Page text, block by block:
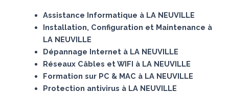
Assistance Informatique à LA NEUVILLE
Installation, Configuration et Maintenance à
LA NEUVILLE
Dépannage Internet à LA NEUVILLE
Réseaux Câbles et WIFI à LA NEUVILLE
Formation sur PC & MAC à LA NEUVILLE
Protection antivirus à LA NEUVILLE